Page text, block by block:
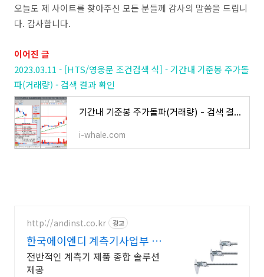
오늘도 제 사이트를 찾아주신 모든 분들께 감사의 말씀을 드립니
다. 감사합니다.
이어진 글
2023.03.11 - [HTS/영웅문 조건검색 식] - 기간내 기준봉 주가돌
파(거래량) - 검색 결과 확인
기간내 기준봉 주가돌파(거래량) - 검색 결과 확인
i-whale.com
http://andinst.co.kr 광고
한국에이엔디 계측기사업부 만
족도를 충족시킬수있는 제품
전반적인 계측기 제품 종합 솔루션
제공